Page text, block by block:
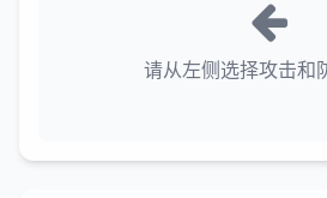
请从左侧选择攻击和